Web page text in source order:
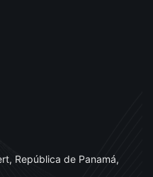
República de Panamá,